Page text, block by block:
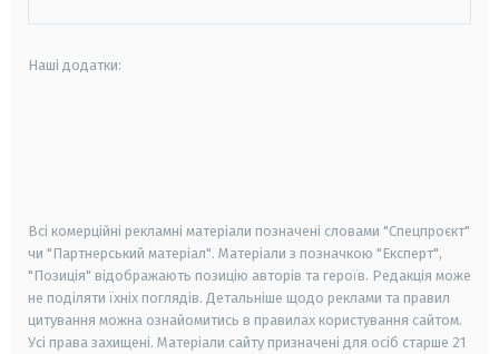
Наші додатки:
Всі комерційні рекламні матеріали позначені словами "Спецпроєкт"
чи "Партнерський матеріал". Матеріали з позначкою "Експерт",
"Позиція" відображають позицію авторів та героїв. Редакція може
не поділяти їхніх поглядів. Детальніше щодо реклами та правил
цитування можна ознайомитись в правилах користування сайтом.
Усі права захищені. Матеріали сайту призначені для осіб старше 21